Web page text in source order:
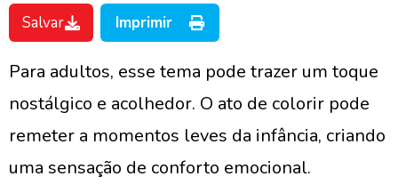
Salvar Imprimir
Para adultos, esse tema pode trazer um toque
nostálgico e acolhedor. O ato de colorir pode
remeter a momentos leves da infância, criando
uma sensação de conforto emocional.